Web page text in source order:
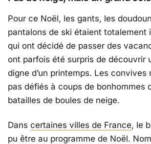
Pour ce Noël, les gants, les
pantalons de ski étaient totalement
qui ont décidé de passer des
ont parfois été surpris de découvrir
digne d’un printemps. Les convives
pas défiés à coups de bonhommes
batailles de boules de neige.
Dans certaines villes de France, le
pu être au programme de Noël.